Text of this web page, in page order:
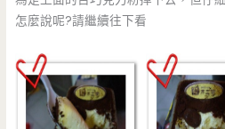
怎麼說呢?請繼續往下看